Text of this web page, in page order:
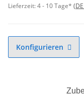
Lieferzeit:4 - 10 Tage*
Konfigurieren